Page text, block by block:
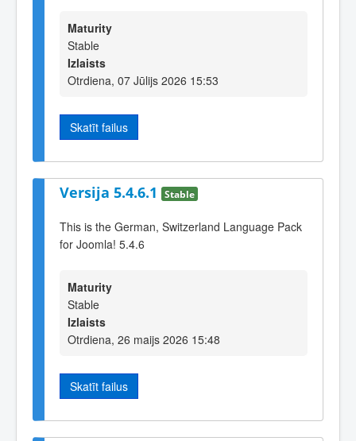
Maturity
Stable
Izlaists
Otrdiena, 07 Jūlijs 2026 15:53
Skatīt failus
Versija 5.4.6.1 Stable
This is the German, Switzerland Language Pack
for Joomla! 5.4.6
Maturity
Stable
Izlaists
Otrdiena, 26 maijs 2026 15:48
Skatīt failus